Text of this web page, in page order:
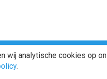
byEmixion®
wij analytische cookies op
.